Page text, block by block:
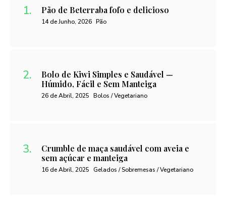
Pão de Beterraba fofo e delicioso
14 de Junho, 2026 Pão
Bolo de Kiwi Simples e Saudável —
Húmido, Fácil e Sem Manteiga
26 de Abril, 2025 Bolos / Vegetariano
Crumble de maça saudável com aveia e
sem açúcar e manteiga
16 de Abril, 2025 Gelados / Sobremesas / Vegetariano